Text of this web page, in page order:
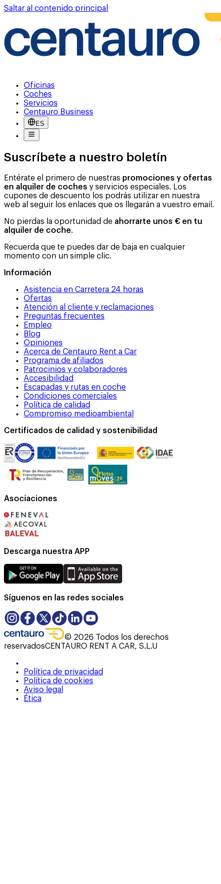
Saltar al contenido principal
Oficinas
Coches
Servicios
Centauro Business
ES
Suscríbete a nuestro boletín
Entérate el primero de nuestras promociones y ofertas
en alquiler de coches y servicios especiales. Los
cupones de descuento los podrás utilizar en nuestra
web al seguir los enlaces que os llegarán a vuestro email.
No pierdas la oportunidad de ahorrarte unos € en tu
alquiler de coche.
Recuerda que te puedes dar de baja en cualquier
momento con un simple clic.
Información
Asistencia en Carretera 24 horas
Ofertas
Atención al cliente y reclamaciones
Preguntas frecuentes
Empleo
Blog
Opiniones
Acerca de Centauro Rent a Car
Programa de afiliados
Patrocinios y colaboradores
Accesibilidad
Escapadas y rutas en coche
Condiciones comerciales
Política de calidad
Compromiso medioambiental
Certificados de calidad y sostenibilidad
Asociaciones
Descarga nuestra APP
Síguenos en las redes sociales
© 2026 Todos los derechos
reservadosCENTAURO RENT A CAR, S.L.U
Política de privacidad
Política de cookies
Aviso legal
Ética